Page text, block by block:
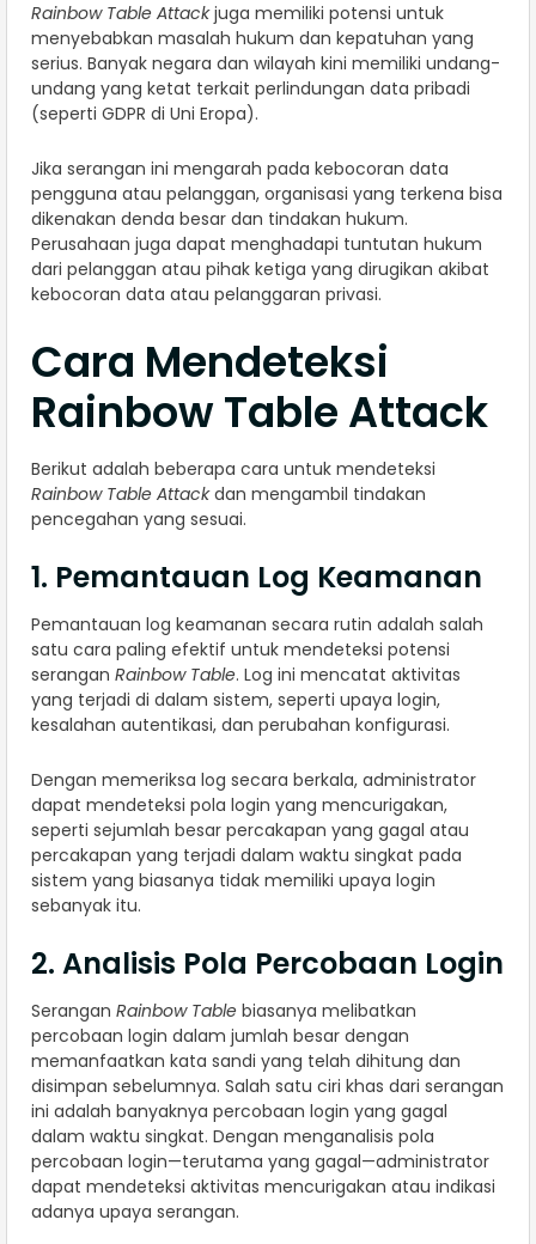
Rainbow Table Attackjuga memiliki potensi untuk
menyebabkan masalah hukum dan kepatuhan yang
serius. Banyak negara dan wilayah kini memiliki undang-
undang yang ketat terkait perlindungan data pribadi
(seperti GDPR di Uni Eropa).
Jika serangan ini mengarah pada kebocoran data
pengguna atau pelanggan, organisasi yang terkena bisa
dikenakan denda besar dan tindakan hukum.
Perusahaan juga dapat menghadapi tuntutan hukum
dari pelanggan atau pihak ketiga yang dirugikan akibat
kebocoran data atau pelanggaran privasi.
Cara Mendeteksi
Rainbow Table Attack
Berikut adalah beberapa cara untuk mendeteksi
Rainbow Table Attackdan mengambil tindakan
pencegahan yang sesuai.
1. Pemantauan Log Keamanan
Pemantauan log keamanan secara rutin adalah salah
satu cara paling efektif untuk mendeteksi potensi
serangan Rainbow Table. Log ini mencatat aktivitas
yang terjadi di dalam sistem, seperti upaya login,
kesalahan autentikasi, dan perubahan konfigurasi.
Dengan memeriksa log secara berkala, administrator
dapat mendeteksi pola login yang mencurigakan,
seperti sejumlah besar percakapan yang gagal atau
percakapan yang terjadi dalam waktu singkat pada
sistem yang biasanya tidak memiliki upaya login
sebanyak itu.
2. Analisis Pola Percobaan Login
Serangan Rainbow Table biasanya melibatkan
percobaan login dalam jumlah besar dengan
memanfaatkan kata sandi yang telah dihitung dan
disimpan sebelumnya. Salah satu ciri khas dari serangan
ini adalah banyaknya percobaan login yang gagal
dalam waktu singkat. Dengan menganalisis pola
percobaan login—terutama yang gagal—administrator
dapat mendeteksi aktivitas mencurigakan atau indikasi
adanya upaya serangan.